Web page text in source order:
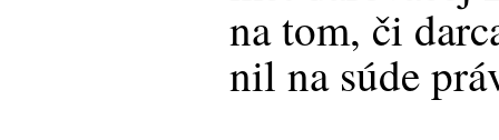
na tom, či
nil na súde